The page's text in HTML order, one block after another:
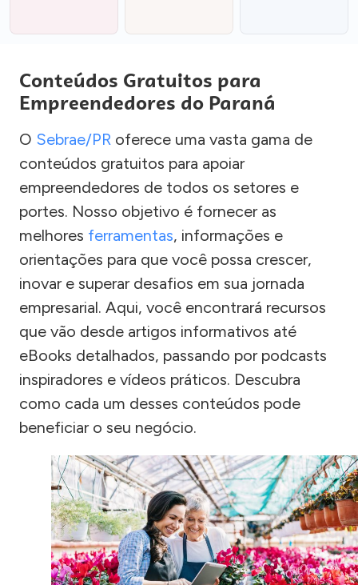
Conteúdos Gratuitos para
Empreendedores do Paraná
O Sebrae/PR oferece uma vasta gama de
conteúdos gratuitos para apoiar
empreendedores de todos os setores e
portes. Nosso objetivo é fornecer as
melhores ferramentas, informações e
orientações para que você possa crescer,
inovar e superar desafios em sua jornada
empresarial. Aqui, você encontrará recursos
que vão desde artigos informativos até
eBooks detalhados, passando por podcasts
inspiradores e vídeos práticos. Descubra
como cada um desses conteúdos pode
beneficiar o seu negócio.